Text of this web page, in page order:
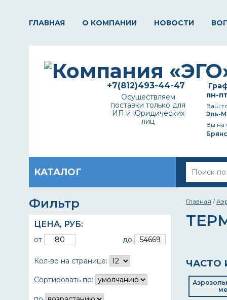
ГЛАВНАЯ О КОМПАНИИ НОВОСТИ
пн-
Ваш
Эль-
Вы на
+7(812)493-44-47
Осуществляем
поставки только для
ИП и Юридических
лиц
КАТАЛОГ
Фильтр
ЦЕНА, РУБ:
от до
Кол-во на странице:
Сортировать по:
Главная /
ЧАСТО